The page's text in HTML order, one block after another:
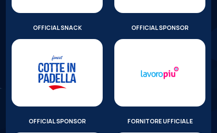
OFFICIAL SNACK OFFICIAL SPONSOR
OFFICIAL SPONSOR FORNITORE UFFICIALE